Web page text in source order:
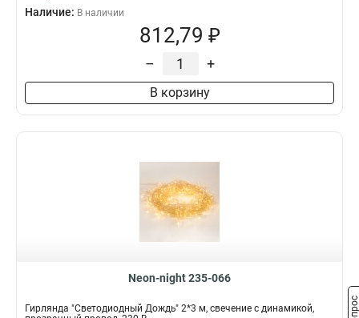
Наличие: В наличии
812,79 ₽
– +
В корзину
Neon-night 235-066
Гирлянда "Светодиодный Дождь" 2*3 м, свечение с динамикой,